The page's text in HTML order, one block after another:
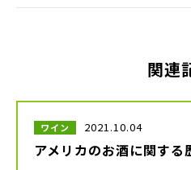
関連
ワイン 2021.10.04
アメリカのお酒に関する